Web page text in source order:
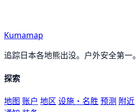
Kumamap
追踪日本各地熊出没。户外安全第一。
探索
地图 账户 地区 设施・名胜 预测 附近